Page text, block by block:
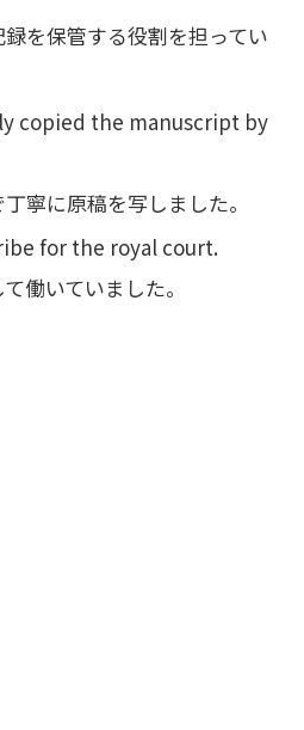
を保管する役割を担ってい
copied the manuscript by
寧に原稿を写しました。
for the royal court.
働いていました。